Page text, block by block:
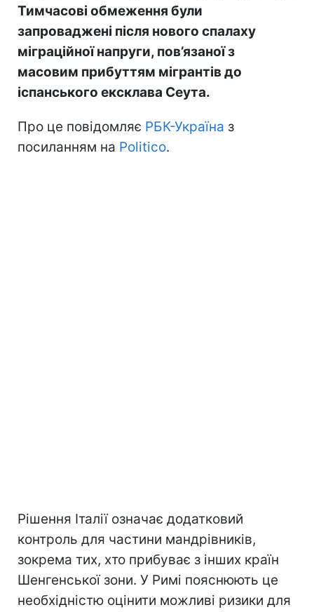
Тимчасові обмеження були
запроваджені після нового спалаху
міграційної напруги, пов’язаної з
масовим прибуттям мігрантів до
іспанського ексклава Сеута.
Про це повідомляє РБК-Україна з
посиланням на Politico.
Рішення Італії означає додатковий
контроль для частини мандрівників,
зокрема тих, хто прибуває з інших країн
Шенгенської зони. У Римі пояснюють це
необхідністю оцінити можливі ризики для